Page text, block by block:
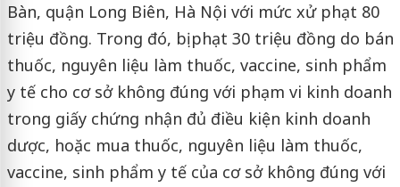
Bàn, quận Long Biên, Hà Nội với mức xử phạt 80
triệu đồng. Trong đó, bị phạt 30 triệu đồng do bán
thuốc, nguyên liệu làm thuốc, vaccine, sinh phẩm
y tế cho cơ sở không đúng với phạm vi kinh doanh
trong giấy chứng nhận đủ điều kiện kinh doanh
dược, hoặc mua thuốc, nguyên liệu làm thuốc,
vaccine, sinh phẩm y tế của cơ sở không đúng với